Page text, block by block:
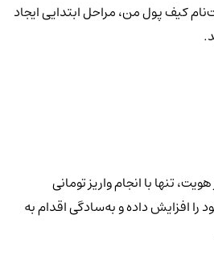
کیف‌ پول من، مراحل ابتدایی ایجاد
تنها با انجام واریز تومانی
افزایش داده و به‌سادگی اقدام به